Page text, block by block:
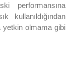
performansına
kullanıldığından
yetkin olmama gibi